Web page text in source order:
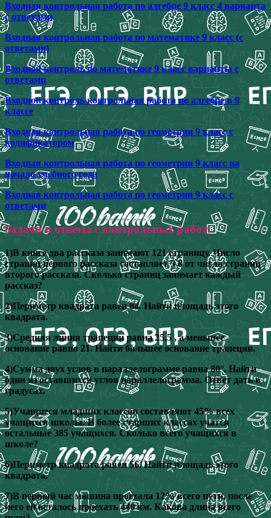
Входная контрольная работа по алгебре 9 класс 4 варианта
с ответами
Входная контрольная работа по математике 9 класс (с
ответами)
Входной контроль по математике 9 класс варианты с
ответами
Входной контроль контрольная работа по алгебре в 9
классе
Входная контрольная работа по геометрии 9 класс с
кодификатором
Входная контрольная работа по геометрии 9 класс на
начало учебного года
Входная контрольная работа по геометрии 9 класс с
ответами
Задачи и ответы с контрольных работ:
1)В книге два рассказа занимают 121 страницу. Число
страниц первого рассказа составляет 3 8 от числа страниц
второго рассказа. Сколько страниц занимает каждый
рассказ?
2)Периметр квадрата равен 84. Найти площадь этого
квадрата.
3)Средняя линия трапеции равна 25,5 , а меньшее
основание равно 21. Найти большее основание трапеции.
4)Сумма двух углов в параллелограмме равна 80°. Найти
один из оставшихся углов параллелограмма. Ответ дать в
градусах.
5)Учащиеся младших классов составляют 45% всех
учащихся школы. В более старших классах учатся
остальные 385 учащихся. Сколько всего учащихся в
школе?
6)Периметр квадрата равен 56. Найти площадь этого
квадрата.
7)В первый час машина проехала 12% всего пути, после
чего ей осталось проехать 440 км. Какова длина всего